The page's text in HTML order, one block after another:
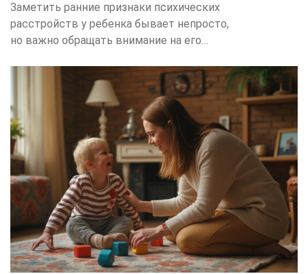
Заметить ранние признаки психических
расстройств у ребенка бывает непросто,
но важно обращать внимание на его
Разные дети могут проявлять проблемы
по-разному, однако существуют общие
сигналы, которые стоит учитывать. В
этой статье рассмотрим ключевые
признаки, на которые родителям следует
обращать внимание, а также советы о
том, как можно помочь ребенку. Узнайте,
как вовремя распознать возможные
проблемы и обратиться за помощью.
Правильно поставленный диагноз и
вовремя оказанная поддержка могут
существенно изменить ситуацию к